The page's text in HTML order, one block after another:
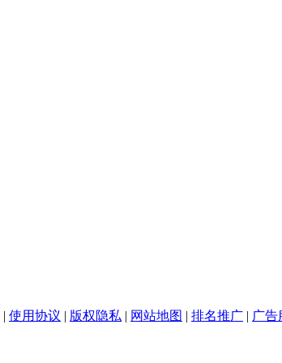
| 使用协议 | 版权隐私 | 网站地图 | 排名推广 | 广告